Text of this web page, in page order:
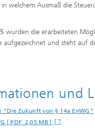
welchem Ausmaß die
wurden die erarbeiteten
und steht auf
und
Zukunft von § 14a EnWG"
[ PDF 2,05 MB ]